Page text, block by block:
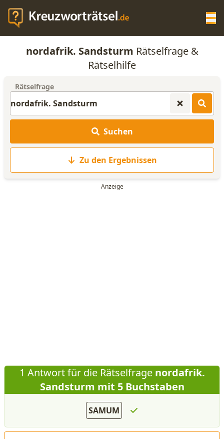
KREUZWORTRÄTSEL-HILFE
ANAGRAMM-GENERATOR
WORTLISTE
nordafrik. Sandsturm Rätselfrage &
Rätselhilfe
Rätselfrage
Suchen
Zu den Ergebnissen
1 Antwort für die Rätselfragenordafrik.
Sandsturm mit 5 Buchstaben
SAMUM